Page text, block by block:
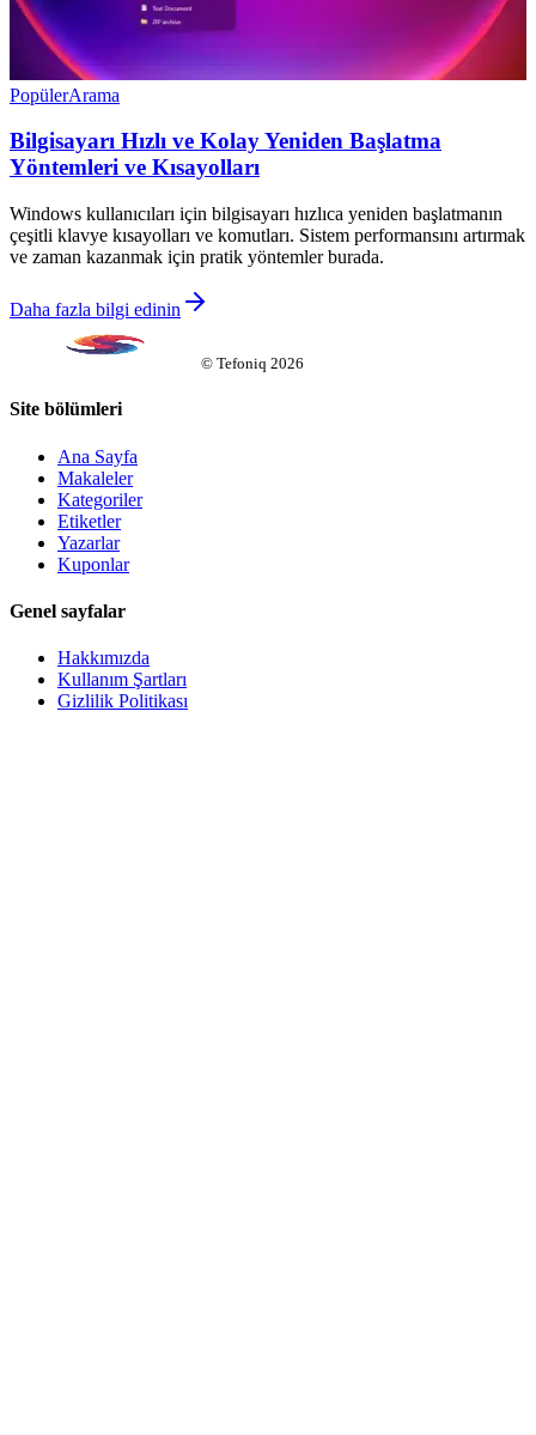
PopülerArama
Bilgisayarı Hızlı ve Kolay Yeniden Başlatma
Yöntemleri ve Kısayolları
Windows kullanıcıları için bilgisayarı hızlıca yeniden başlatmanın
çeşitli klavye kısayolları ve komutları. Sistem performansını artırmak
ve zaman kazanmak için pratik yöntemler burada.
Daha fazla bilgi edinin
© Tefoniq 2026
Site bölümleri
Ana Sayfa
Makaleler
Kategoriler
Etiketler
Yazarlar
Kuponlar
Genel sayfalar
Hakkımızda
Kullanım Şartları
Gizlilik Politikası